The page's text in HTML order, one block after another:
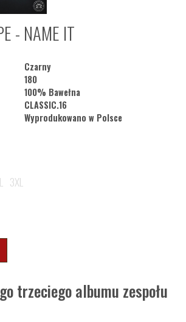
- NAME IT
Czarny
180
100% Bawełna
CLASSIC.16
Wyprodukowano w Polsce
3XL
trzeciego albumu zespołu